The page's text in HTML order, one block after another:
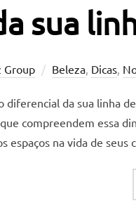
sua
Group Beleza, Dicas,
diferencial da sua linha
compreendem essa
espaços na vida de